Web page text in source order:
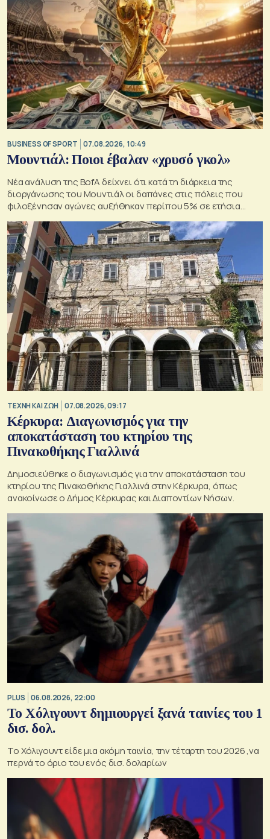
BUSINESS OF SPORT 07.08.2026, 10:49
Μουντιάλ: Ποιοι έβαλαν «χρυσό γκολ»
Νέα ανάλυση της BofA δείχνει ότι κατά τη διάρκεια της
διοργάνωσης του Μουντιάλ οι δαπάνες στις πόλεις που
φιλοξένησαν αγώνες αυξήθηκαν περίπου 5% σε ετήσια
βάση
TΕΧΝΗ ΚΑΙ ΖΩΗ 07.08.2026, 09:17
Κέρκυρα: Διαγωνισμός για την
αποκατάσταση του κτηρίου της
Πινακοθήκης Γιαλλινά
Δημοσιεύθηκε ο διαγωνισμός για την αποκατάσταση του
κτηρίου της Πινακοθήκης Γιαλλινά στην Κέρκυρα, όπως
ανακοίνωσε ο Δήμος Κέρκυρας και Διαποντίων Νήσων.
PLUS 06.08.2026, 22:00
Το Χόλιγουντ δημιουργεί ξανά ταινίες του 1
δισ. δολ.
Το Χόλιγουντ είδε μια ακόμη ταινία, την τέταρτη του 2026 ,να
περνά το όριο του ενός δισ. δολαρίων